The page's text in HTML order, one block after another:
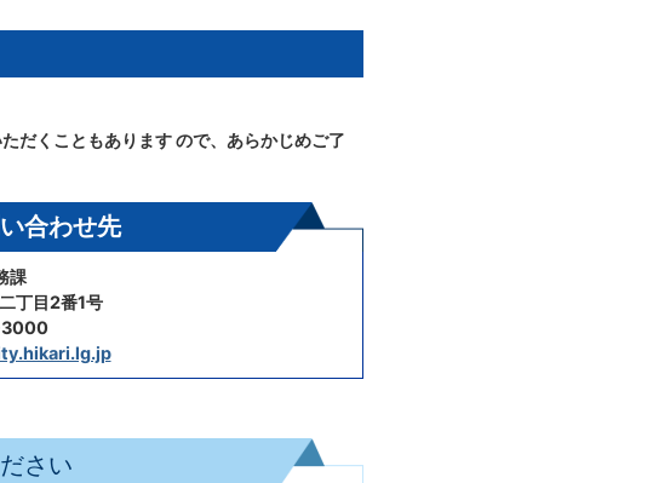
だくこともあります ので、あらかじめご了
合わせ先
課
丁目2番1号
3000
さい